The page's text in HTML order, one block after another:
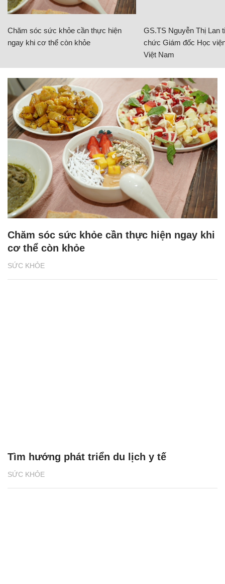
Chăm sóc sức khỏe cần thực hiện
ngay khi cơ thể còn khỏe
GS.TS Nguyễn Thị Lan
chức Giám đốc Học
Việt Nam
SỨC KHỎE
Chăm sóc sức khỏe cần thực hiện ngay khi
cơ thể còn khỏe
SỨC KHỎE
Tìm hướng phát triển du lịch y tế